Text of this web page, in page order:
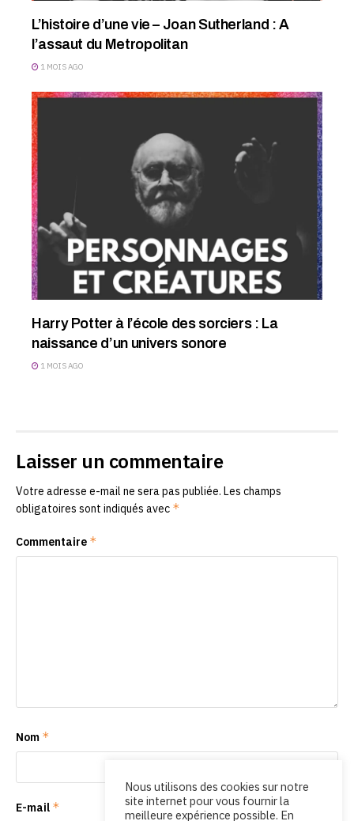
L’histoire d’une vie – Joan Sutherland : A
l’assaut du Metropolitan
1 MOIS AGO
Harry Potter à l’école des sorciers : La
naissance d’un univers sonore
1 MOIS AGO
Laisser un commentaire
Votre adresse e-mail ne sera pas publiée. Les champs
obligatoires sont indiqués avec *
Commentaire *
Nom *
E-mail *
Nous utilisons des cookies sur notre
site internet pour vous fournir la
meilleure expérience possible. En